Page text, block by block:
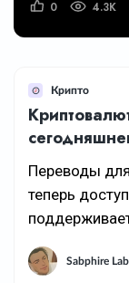
0 4.3K
Крипто
Переводы для
теперь
Sabphire